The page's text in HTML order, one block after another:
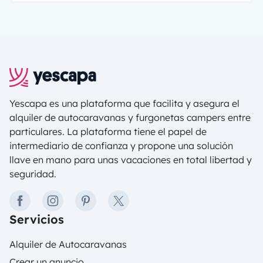
el interior del vehículo poseemos cocina, baño,
salón, dormitorio, y además todas las
características de un coche: gasolina, aceite,
motor… Otros gastos a tener en cuenta, y que
también aumentan considerablemente el precio,
son el seguro o las revisiones además de los
gastos propios de la vida en una casa:
alimentación o limpieza.
Yescapa es una plataforma que facilita y asegura el
alquiler de autocaravanas y furgonetas campers entre
particulares. La plataforma tiene el papel de
intermediario de confianza y propone una solución
llave en mano para unas vacaciones en total libertad y
seguridad.
facebookinstagrampinteresttwitter
Servicios
Alquiler de Autocaravanas